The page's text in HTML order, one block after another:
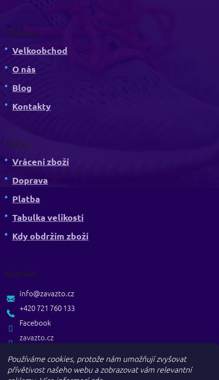
Používáme cookies, protože nám umožňují zvyšovat
přívětivost našeho webu a zobrazovat vám relevantní
O firmě
Velkoobchod
O nás
Blog
Kontakty
Nákup
Vrácení zboží
Doprava
Platba
Tabulka velikostí
Kdy obdržím zboží
Kontakt
zavazto.cz
info@zavazto.cz
+420 721 760 133
Facebook